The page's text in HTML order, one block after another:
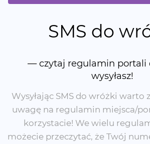
SMS do
— czytaj regulamin portali
wysyłasz!
Wysyłając SMS do wróżki warto
uwagę na regulamin miejsca/
korzystacie! We wielu
możecie przeczytać, że Twój